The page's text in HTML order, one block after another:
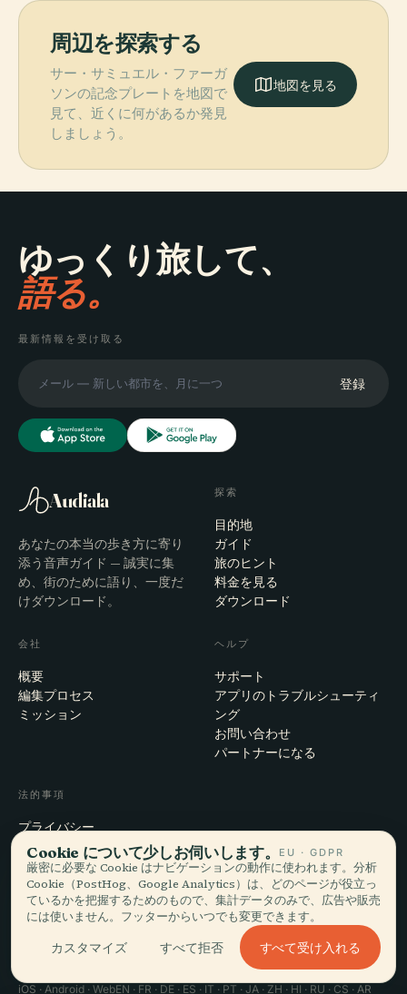
周辺を探索する
サー・サミュエル・ファーガ
ソンの記念プレートを地図で
見て、近くに何があるか発見
しましょう。
地図を見る
ゆっくり旅して、
語る。
最新情報を受け取る
登録
Audiala
あなたの本当の歩き方に寄り
添う音声ガイド — 誠実に集
め、街のために語り、一度だ
けダウンロード。
探索
目的地
ガイド
旅のヒント
料金を見る
ダウンロード
会社
概要
編集プロセス
ミッション
ヘルプ
サポート
アプリのトラブルシューティ
ング
お問い合わせ
パートナーになる
法的事項
プライバシー
利用規約
Cookie設定
アカウント削除
© 2026 Audiala · スイス・モルジュにて、旅の途上で、雲の上で作ってい
iOS · Android · WebEN · FR · DE · ES · IT · PT · JA · ZH · HI · RU · CS · AR
Cookie について少しお伺いします。 EU · GDPR
厳密に必要な Cookie はナビゲーションの動作に使われます。分析
Cookie（PostHog、Google Analytics）は、どのページが役立っ
ているかを把握するためのもので、集計データのみで、広告や販売
には使いません。フッターからいつでも変更できます。
カスタマイズ すべて拒否 すべて受け入れる